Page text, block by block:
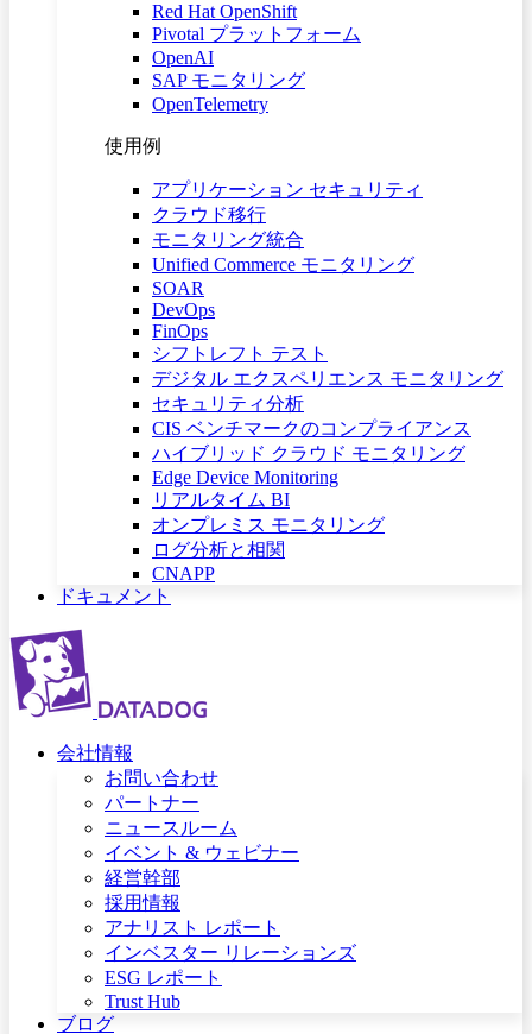
Red Hat OpenShift
Pivotal プラットフォーム
OpenAI
SAP モニタリング
OpenTelemetry
使用例
アプリケーション セキュリティ
クラウド移行
モニタリング統合
Unified Commerce モニタリング
SOAR
DevOps
FinOps
シフトレフト テスト
デジタル エクスペリエンス モニタリング
セキュリティ分析
CIS ベンチマークのコンプライアンス
ハイブリッド クラウド モニタリング
Edge Device Monitoring
リアルタイム BI
オンプレミス モニタリング
ログ分析と相関
CNAPP
ドキュメント
会社情報
お問い合わせ
パートナー
ニュースルーム
イベント & ウェビナー
経営幹部
採用情報
アナリスト レポート
インベスター リレーションズ
ESG レポート
Trust Hub
ブログ